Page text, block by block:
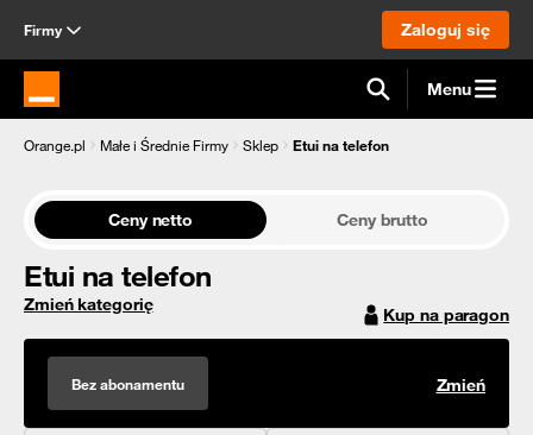
Firmy Zaloguj się
Strona główna Orange.pl Menu
Orange.pl Małe i Średnie Firmy Sklep Etui na telefon
Ceny netto Ceny brutto
Etui na telefon
Zmień kategorię Kup na paragon
Bez abonamentu Zmień